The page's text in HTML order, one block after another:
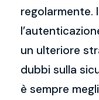
regolarmente.
un ulteriore
dubbi sulla
è sempre